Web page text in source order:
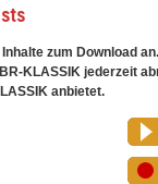
zum Download
KLASSIK jederzeit
anbietet.